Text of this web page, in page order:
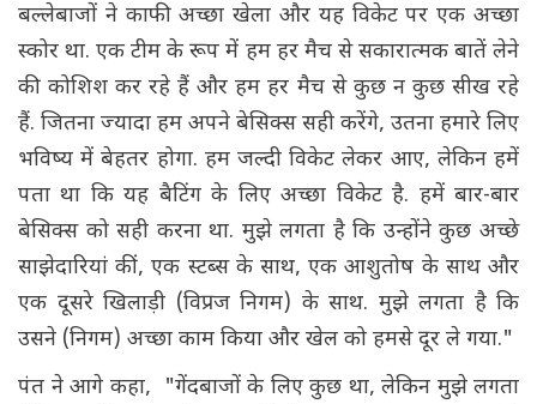
बल्लेबाजों ने काफी अच्छा खेला और यह विकेट पर एक अच्छा
स्कोर था. एक टीम के रूप में हम हर मैच से सकारात्मक बातें लेने
की कोशिश कर रहे हैं और हम हर मैच से कुछ न कुछ सीख रहे
हैं. जितना ज्यादा हम अपने बेसिक्स सही करेंगे, उतना हमारे लिए
भविष्य में बेहतर होगा. हम जल्दी विकेट लेकर आए, लेकिन हमें
पता था कि यह बैटिंग के लिए अच्छा विकेट है. हमें बार-बार
बेसिक्स को सही करना था. मुझे लगता है कि उन्होंने कुछ अच्छे
साझेदारियां कीं, एक स्टब्स के साथ, एक आशुतोष के साथ और
एक दूसरे खिलाड़ी (विप्रज निगम) के साथ. मुझे लगता है कि
उसने (निगम) अच्छा काम किया और खेल को हमसे दूर ले गया."
पंत ने आगे कहा, "गेंदबाजों के लिए कुछ था, लेकिन मुझे लगता